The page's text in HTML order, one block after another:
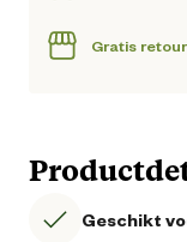
Gratis retour
Geschikt